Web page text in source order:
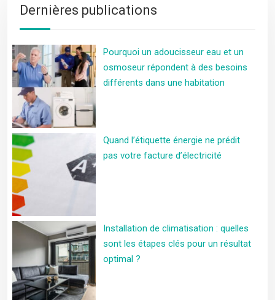
Dernières publications
Pourquoi un adoucisseur eau et un
osmoseur répondent à des besoins
différents dans une habitation
Quand l’étiquette énergie ne prédit
pas votre facture d’électricité
Installation de climatisation : quelles
sont les étapes clés pour un résultat
optimal ?